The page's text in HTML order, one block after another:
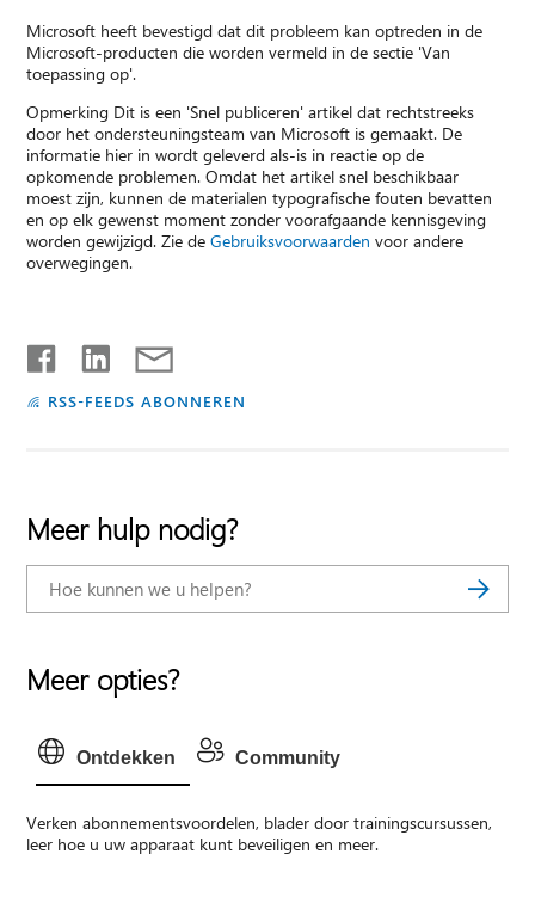
Microsoft heeft bevestigd dat dit probleem kan optreden in de
Microsoft-producten die worden vermeld in de sectie 'Van
toepassing op'.
Opmerking Dit is een 'Snel publiceren' artikel dat rechtstreeks
door het ondersteuningsteam van Microsoft is gemaakt. De
informatie hier in wordt geleverd als-is in reactie op de
opkomende problemen. Omdat het artikel snel beschikbaar
moest zijn, kunnen de materialen typografische fouten bevatten
en op elk gewenst moment zonder voorafgaande kennisgeving
worden gewijzigd. Zie deGebruiksvoorwaarden voor andere
overwegingen.
RSS-FEEDS ABONNEREN
Meer hulp nodig?
Meer opties?
Ontdekken Community
Verken abonnementsvoordelen, blader door trainingscursussen,
leer hoe u uw apparaat kunt beveiligen en meer.